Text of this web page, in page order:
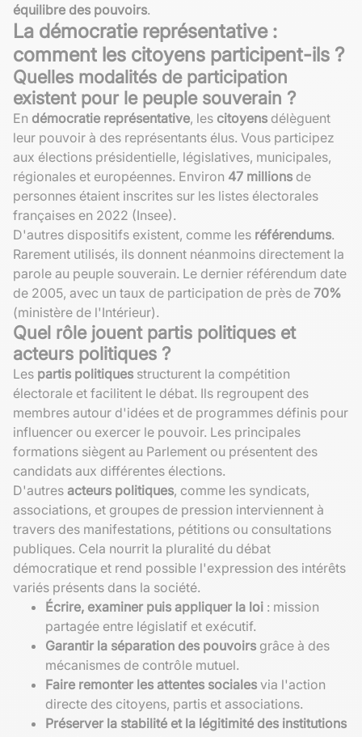
équilibre des pouvoirs.
La démocratie représentative :
comment les citoyens participent-ils ?
Quelles modalités de participation
existent pour le peuple souverain ?
En démocratie représentative, les citoyens délèguent
leur pouvoir à des représentants élus. Vous participez
aux élections présidentielle, législatives, municipales,
régionales et européennes. Environ 47 millions de
personnes étaient inscrites sur les listes électorales
françaises en 2022 (Insee).
D'autres dispositifs existent, comme les référendums.
Rarement utilisés, ils donnent néanmoins directement la
parole au peuple souverain. Le dernier référendum date
de 2005, avec un taux de participation de près de 70%
(ministère de l'Intérieur).
Quel rôle jouent partis politiques et
acteurs politiques ?
Les partis politiques structurent la compétition
électorale et facilitent le débat. Ils regroupent des
membres autour d'idées et de programmes définis pour
influencer ou exercer le pouvoir. Les principales
formations siègent au Parlement ou présentent des
candidats aux différentes élections.
D'autres acteurs politiques, comme les syndicats,
associations, et groupes de pression interviennent à
travers des manifestations, pétitions ou consultations
publiques. Cela nourrit la pluralité du débat
démocratique et rend possible l'expression des intérêts
variés présents dans la société.
Écrire, examiner puis appliquer la loi : mission
partagée entre législatif et exécutif.
Garantir la séparation des pouvoirs grâce à des
mécanismes de contrôle mutuel.
Faire remonter les attentes sociales via l'action
directe des citoyens, partis et associations.
Préserver la stabilité et la légitimité des institutions